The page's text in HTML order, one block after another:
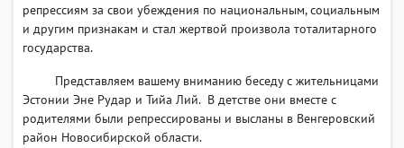
репрессиям за свои убеждения по национальным, социальным
и другим признакам и стал жертвой произвола тоталитарного
государства.
Представляем вашему вниманию беседу с жительницами
Эстонии Эне Рудар и Тийа Лий. В детстве они вместе с
родителями были репрессированы и высланы в Венгеровский
район Новосибирской области.